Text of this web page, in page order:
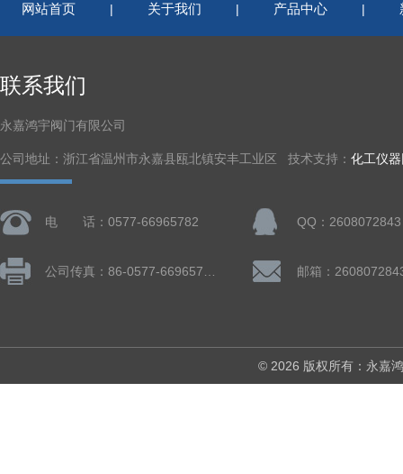
网站首页 | 关于我们 | 产品中心 |
联系我们
永嘉鸿宇阀门有限公司
公司地址：浙江省温州市永嘉县瓯北镇安丰工业区 技术支持： 化工仪
电 话：0577-66965782 QQ：2608072843
邮箱：
© 2026 版权所有：永嘉